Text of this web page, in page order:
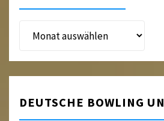
Beitragsarchiv
DEUTSCHE BOWLING